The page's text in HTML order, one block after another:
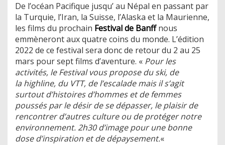
De l’océan Pacifique jusqu’ au Népal en passant par
la Turquie, l’Iran, la Suisse, l’Alaska et la Maurienne,
les films du prochain Festival de Banffnous
emmèneront aux quatre coins du monde. L’édition
2022 de ce festival sera donc de retour du 2 au 25
mars pour sept films d’aventure. « Pour les
activités, le Festival vous propose du ski, de
la highline, du VTT, de l’escalade mais il s’agit
surtout d’histoires d’hommes et de femmes
poussés par le désir de se dépasser, le plaisir de
rencontrer d’autres culture ou de protéger notre
environnement. 2h30 d’image pour une bonne
dose d’inspiration et de dépaysement.«